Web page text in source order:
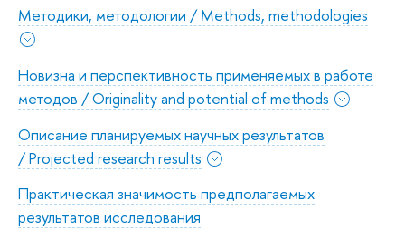
Методики, методологии / Methods, methodologies
Новизна и перспективность применяемых в работе
методов / Originality and potential of methods
Описание планируемых научных результатов
/ Projected research results
Практическая значимость предполагаемых
результатов исследования